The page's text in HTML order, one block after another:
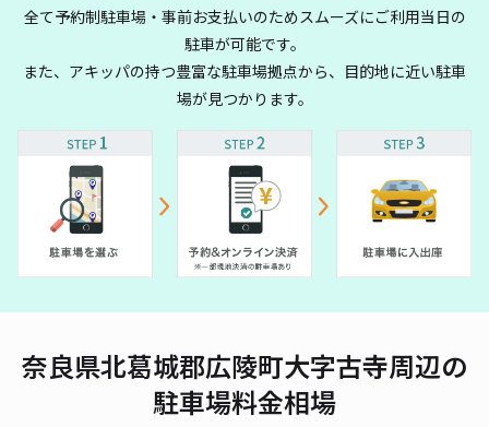
全て予約制駐車場・事前お支払いのためスムーズにご利用当日の
駐車が可能です。
また、アキッパの持つ豊富な駐車場拠点から、目的地に近い駐車
場が見つかります。
奈良県北葛城郡広陵町大字古寺周辺の
駐車場料金相場